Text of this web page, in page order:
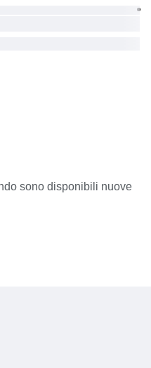
sono disponibili nuove